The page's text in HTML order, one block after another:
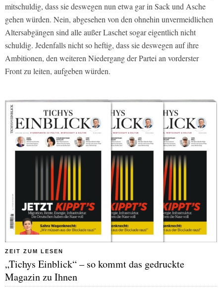
mitschuldig, dass sie deswegen nun etwa gar in Sack und Asche
gehen würden. Nein, abgesehen von den ohnehin unvermeidlichen
Altersabgängen sind alle außer Laschet sogar eigentlich nicht
schuldig. Jedenfalls nicht so heftig, dass sie deswegen auf ihre
Ambitionen, den weiteren Niedergang der Partei an vorderster
Front zu leiten, aufgeben würden.
ZEIT ZUM LESEN
„Tichys Einblick“ – so kommt das gedruckte
Magazin zu Ihnen